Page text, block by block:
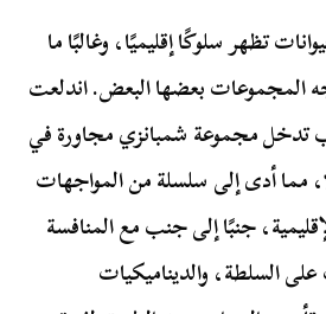
تظهر سلوكًا إقليميًا، وغالبًا ما
المجموعات بعضها البعض. اندلعت
تدخل مجموعة شمبانزي مجاورة في
مما أدى إلى سلسلة من المواجهات
جنبًا إلى جنب مع المنافسة
السلطة، والديناميكيات